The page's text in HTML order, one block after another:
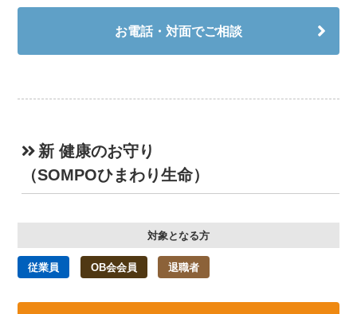
お電話・対面でご相談
新 健康のお守り
（SOMPOひまわり生命）
対象となる方
従業員 OB会会員 退職者